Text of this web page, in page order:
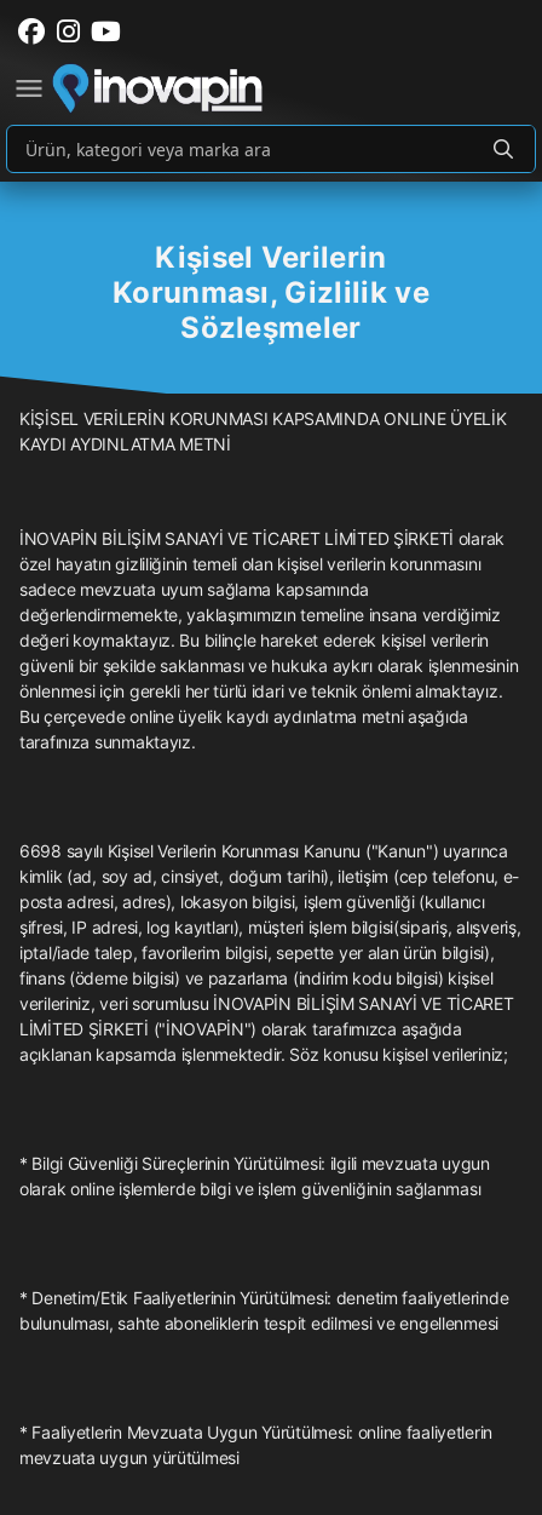
Kişisel Verilerin
Korunması, Gizlilik ve
Sözleşmeler
KİŞİSEL VERİLERİN KORUNMASI KAPSAMINDA ONLINE ÜYELİK
KAYDI AYDINLATMA METNİ
İNOVAPİN BİLİŞİM SANAYİ VE TİCARET LİMİTED ŞİRKETİ olarak
özel hayatın gizliliğinin temeli olan kişisel verilerin korunmasını
sadece mevzuata uyum sağlama kapsamında
değerlendirmemekte, yaklaşımımızın temeline insana verdiğimiz
değeri koymaktayız. Bu bilinçle hareket ederek kişisel verilerin
güvenli bir şekilde saklanması ve hukuka aykırı olarak işlenmesinin
önlenmesi için gerekli her türlü idari ve teknik önlemi almaktayız.
Bu çerçevede online üyelik kaydı aydınlatma metni aşağıda
tarafınıza sunmaktayız.
6698 sayılı Kişisel Verilerin Korunması Kanunu ("Kanun") uyarınca
kimlik (ad, soy ad, cinsiyet, doğum tarihi), iletişim (cep telefonu, e-
posta adresi, adres), lokasyon bilgisi, işlem güvenliği (kullanıcı
şifresi, IP adresi, log kayıtları), müşteri işlem bilgisi(sipariş, alışveriş,
iptal/iade talep, favorilerim bilgisi, sepette yer alan ürün bilgisi),
finans (ödeme bilgisi) ve pazarlama (indirim kodu bilgisi) kişisel
verileriniz, veri sorumlusu İNOVAPİN BİLİŞİM SANAYİ VE TİCARET
LİMİTED ŞİRKETİ ("İNOVAPİN") olarak tarafımızca aşağıda
açıklanan kapsamda işlenmektedir. Söz konusu kişisel verileriniz;
* Bilgi Güvenliği Süreçlerinin Yürütülmesi: ilgili mevzuata uygun
olarak online işlemlerde bilgi ve işlem güvenliğinin sağlanması
* Denetim/Etik Faaliyetlerinin Yürütülmesi: denetim faaliyetlerinde
bulunulması, sahte aboneliklerin tespit edilmesi ve engellenmesi
* Faaliyetlerin Mevzuata Uygun Yürütülmesi: online faaliyetlerin
mevzuata uygun yürütülmesi